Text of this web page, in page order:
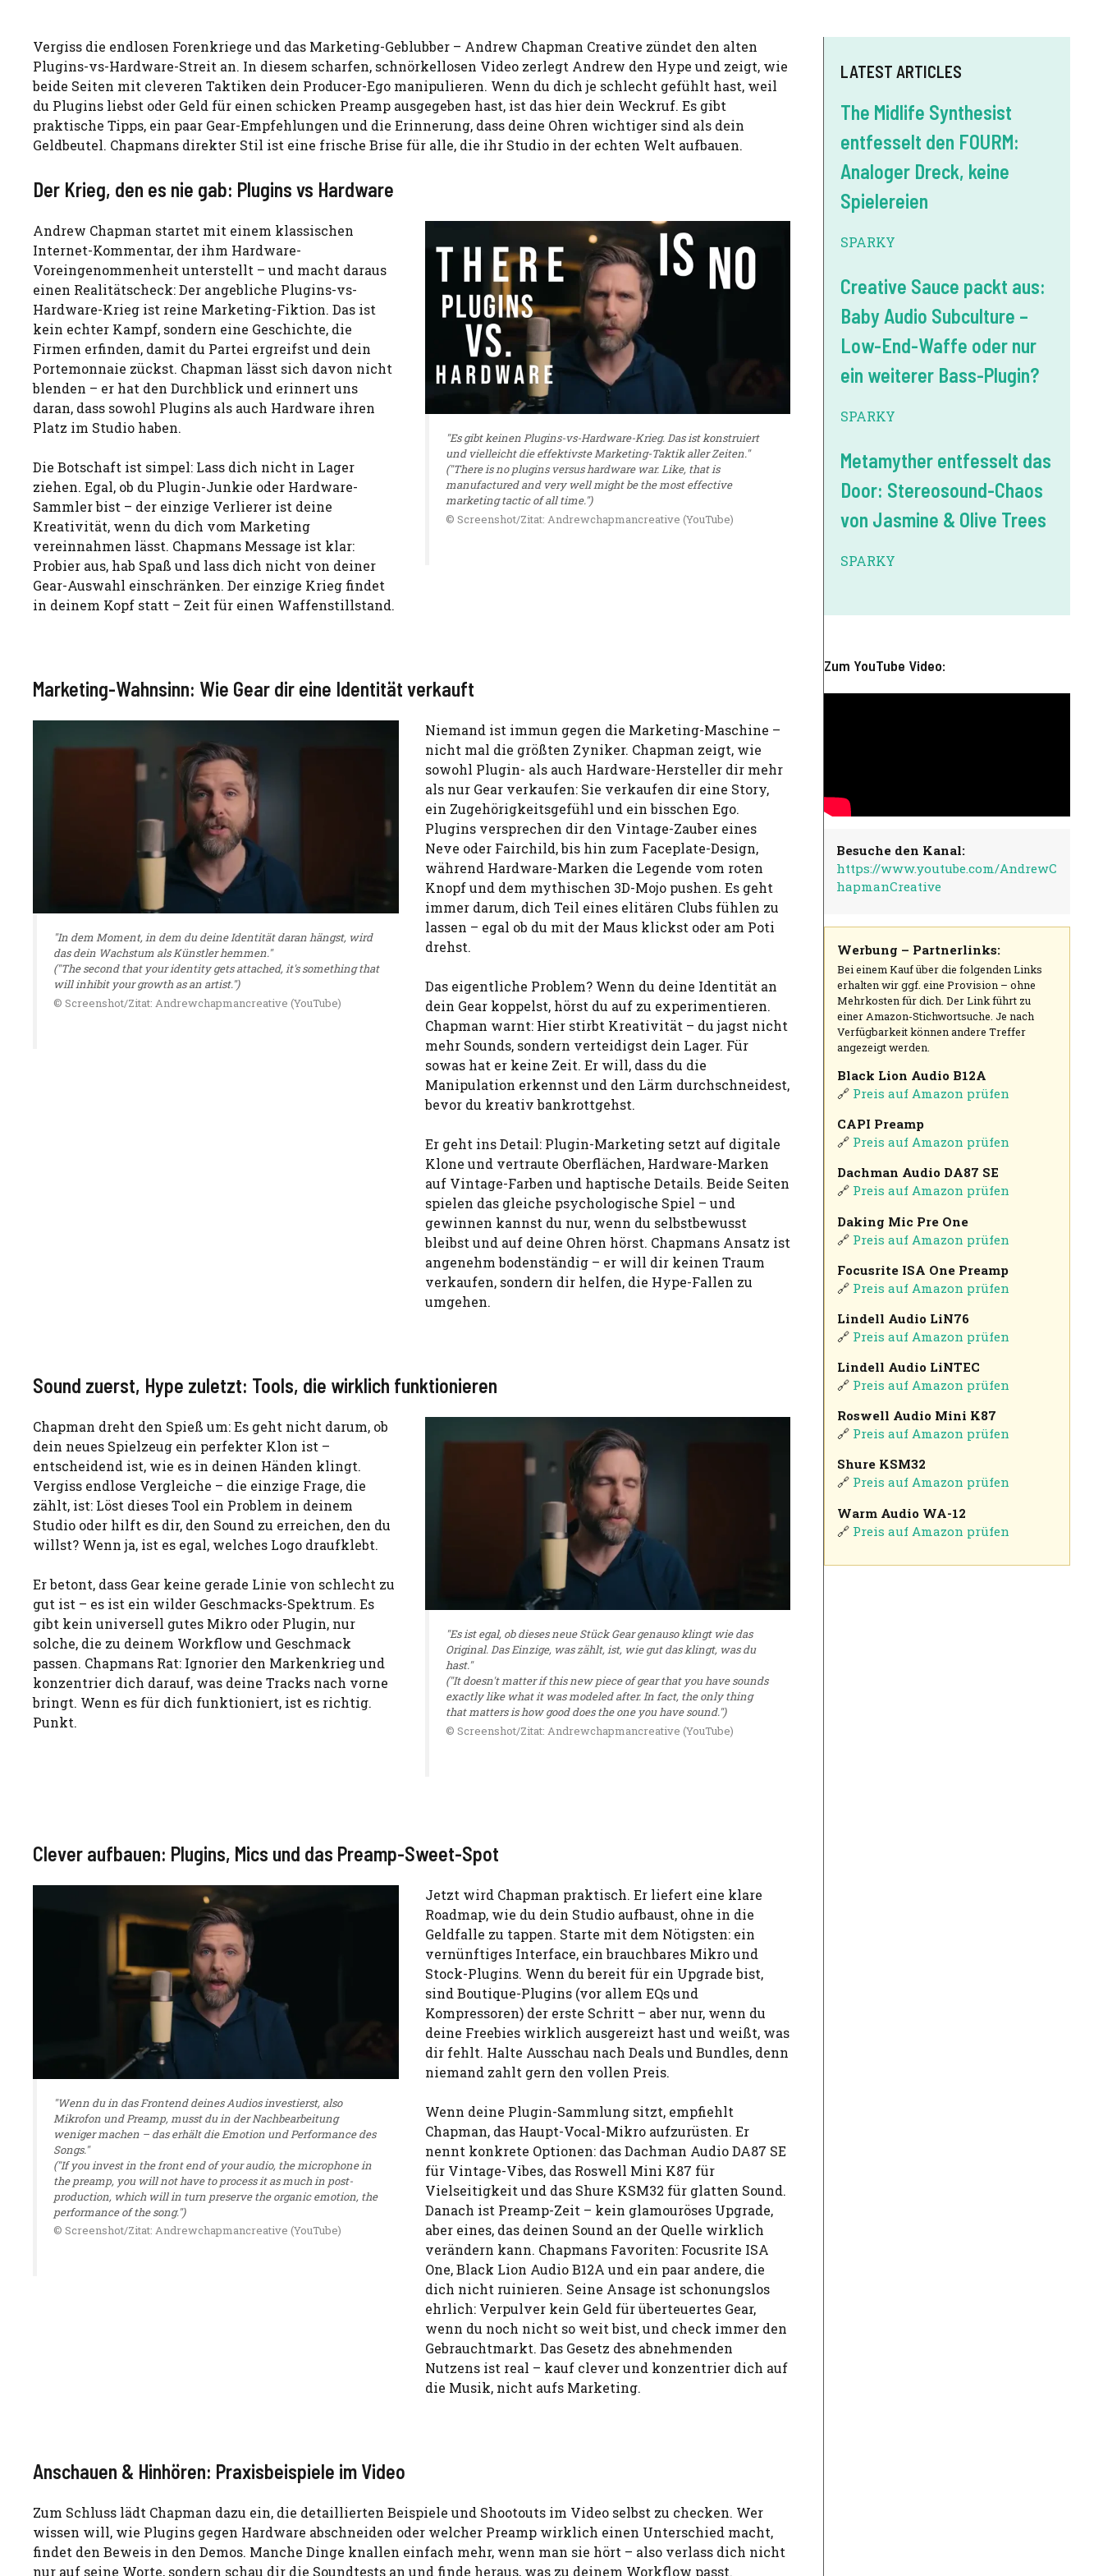
Vergiss die endlosen Forenkriege und das Marketing-Geblubber – Andrew Chapman Creative zündet den alten
Plugins-vs-Hardware-Streit an. In diesem scharfen, schnörkellosen Video zerlegt Andrew den Hype und zeigt, wie
beide Seiten mit cleveren Taktiken dein Producer-Ego manipulieren. Wenn du dich je schlecht gefühlt hast, weil
du Plugins liebst oder Geld für einen schicken Preamp ausgegeben hast, ist das hier dein Weckruf. Es gibt
praktische Tipps, ein paar Gear-Empfehlungen und die Erinnerung, dass deine Ohren wichtiger sind als dein
Geldbeutel. Chapmans direkter Stil ist eine frische Brise für alle, die ihr Studio in der echten Welt aufbauen.
Der Krieg, den es nie gab: Plugins vs Hardware
Andrew Chapman startet mit einem klassischen
Internet-Kommentar, der ihm Hardware-
Voreingenommenheit unterstellt – und macht daraus
einen Realitätscheck: Der angebliche Plugins-vs-
Hardware-Krieg ist reine Marketing-Fiktion. Das ist
kein echter Kampf, sondern eine Geschichte, die
Firmen erfinden, damit du Partei ergreifst und dein
Portemonnaie zückst. Chapman lässt sich davon nicht
blenden – er hat den Durchblick und erinnert uns
daran, dass sowohl Plugins als auch Hardware ihren
Platz im Studio haben.
Die Botschaft ist simpel: Lass dich nicht in Lager
ziehen. Egal, ob du Plugin-Junkie oder Hardware-
Sammler bist – der einzige Verlierer ist deine
Kreativität, wenn du dich vom Marketing
vereinnahmen lässt. Chapmans Message ist klar:
Probier aus, hab Spaß und lass dich nicht von deiner
Gear-Auswahl einschränken. Der einzige Krieg findet
in deinem Kopf statt – Zeit für einen Waffenstillstand.
"Es gibt keinen Plugins-vs-Hardware-Krieg. Das ist konstruiert
und vielleicht die effektivste Marketing-Taktik aller Zeiten."
("There is no plugins versus hardware war. Like, that is
manufactured and very well might be the most effective
marketing tactic of all time.")
© Screenshot/Zitat: Andrewchapmancreative (YouTube)
Marketing-Wahnsinn: Wie Gear dir eine Identität verkauft
"In dem Moment, in dem du deine Identität daran hängst, wird
das dein Wachstum als Künstler hemmen."
("The second that your identity gets attached, it's something that
will inhibit your growth as an artist.")
© Screenshot/Zitat: Andrewchapmancreative (YouTube)
Niemand ist immun gegen die Marketing-Maschine –
nicht mal die größten Zyniker. Chapman zeigt, wie
sowohl Plugin- als auch Hardware-Hersteller dir mehr
als nur Gear verkaufen: Sie verkaufen dir eine Story,
ein Zugehörigkeitsgefühl und ein bisschen Ego.
Plugins versprechen dir den Vintage-Zauber eines
Neve oder Fairchild, bis hin zum Faceplate-Design,
während Hardware-Marken die Legende vom roten
Knopf und dem mythischen 3D-Mojo pushen. Es geht
immer darum, dich Teil eines elitären Clubs fühlen zu
lassen – egal ob du mit der Maus klickst oder am Poti
drehst.
Das eigentliche Problem? Wenn du deine Identität an
dein Gear koppelst, hörst du auf zu experimentieren.
Chapman warnt: Hier stirbt Kreativität – du jagst nicht
mehr Sounds, sondern verteidigst dein Lager. Für
sowas hat er keine Zeit. Er will, dass du die
Manipulation erkennst und den Lärm durchschneidest,
bevor du kreativ bankrottgehst.
Er geht ins Detail: Plugin-Marketing setzt auf digitale
Klone und vertraute Oberflächen, Hardware-Marken
auf Vintage-Farben und haptische Details. Beide Seiten
spielen das gleiche psychologische Spiel – und
gewinnen kannst du nur, wenn du selbstbewusst
bleibst und auf deine Ohren hörst. Chapmans Ansatz ist
angenehm bodenständig – er will dir keinen Traum
verkaufen, sondern dir helfen, die Hype-Fallen zu
umgehen.
Sound zuerst, Hype zuletzt: Tools, die wirklich funktionieren
Chapman dreht den Spieß um: Es geht nicht darum, ob
dein neues Spielzeug ein perfekter Klon ist –
entscheidend ist, wie es in deinen Händen klingt.
Vergiss endlose Vergleiche – die einzige Frage, die
zählt, ist: Löst dieses Tool ein Problem in deinem
Studio oder hilft es dir, den Sound zu erreichen, den du
willst? Wenn ja, ist es egal, welches Logo draufklebt.
Er betont, dass Gear keine gerade Linie von schlecht zu
gut ist – es ist ein wilder Geschmacks-Spektrum. Es
gibt kein universell gutes Mikro oder Plugin, nur
solche, die zu deinem Workflow und Geschmack
passen. Chapmans Rat: Ignorier den Markenkrieg und
konzentrier dich darauf, was deine Tracks nach vorne
bringt. Wenn es für dich funktioniert, ist es richtig.
Punkt.
"Es ist egal, ob dieses neue Stück Gear genauso klingt wie das
Original. Das Einzige, was zählt, ist, wie gut das klingt, was du
hast."
("It doesn't matter if this new piece of gear that you have sounds
exactly like what it was modeled after. In fact, the only thing
that matters is how good does the one you have sound.")
© Screenshot/Zitat: Andrewchapmancreative (YouTube)
Clever aufbauen: Plugins, Mics und das Preamp-Sweet-Spot
"Wenn du in das Frontend deines Audios investierst, also
Mikrofon und Preamp, musst du in der Nachbearbeitung
weniger machen – das erhält die Emotion und Performance des
Songs."
("If you invest in the front end of your audio, the microphone in
the preamp, you will not have to process it as much in post-
production, which will in turn preserve the organic emotion, the
performance of the song.")
© Screenshot/Zitat: Andrewchapmancreative (YouTube)
Jetzt wird Chapman praktisch. Er liefert eine klare
Roadmap, wie du dein Studio aufbaust, ohne in die
Geldfalle zu tappen. Starte mit dem Nötigsten: ein
vernünftiges Interface, ein brauchbares Mikro und
Stock-Plugins. Wenn du bereit für ein Upgrade bist,
sind Boutique-Plugins (vor allem EQs und
Kompressoren) der erste Schritt – aber nur, wenn du
deine Freebies wirklich ausgereizt hast und weißt, was
dir fehlt. Halte Ausschau nach Deals und Bundles, denn
niemand zahlt gern den vollen Preis.
Wenn deine Plugin-Sammlung sitzt, empfiehlt
Chapman, das Haupt-Vocal-Mikro aufzurüsten. Er
nennt konkrete Optionen: das Dachman Audio DA87 SE
für Vintage-Vibes, das Roswell Mini K87 für
Vielseitigkeit und das Shure KSM32 für glatten Sound.
Danach ist Preamp-Zeit – kein glamouröses Upgrade,
aber eines, das deinen Sound an der Quelle wirklich
verändern kann. Chapmans Favoriten: Focusrite ISA
One, Black Lion Audio B12A und ein paar andere, die
dich nicht ruinieren. Seine Ansage ist schonungslos
ehrlich: Verpulver kein Geld für überteuertes Gear,
wenn du noch nicht so weit bist, und check immer den
Gebrauchtmarkt. Das Gesetz des abnehmenden
Nutzens ist real – kauf clever und konzentrier dich auf
die Musik, nicht aufs Marketing.
Anschauen & Hinhören: Praxisbeispiele im Video
Zum Schluss lädt Chapman dazu ein, die detaillierten Beispiele und Shootouts im Video selbst zu checken. Wer
wissen will, wie Plugins gegen Hardware abschneiden oder welcher Preamp wirklich einen Unterschied macht,
findet den Beweis in den Demos. Manche Dinge knallen einfach mehr, wenn man sie hört – also verlass dich nicht
nur auf seine Worte, sondern schau dir die Soundtests an und finde heraus, was zu deinem Workflow passt.
LATEST ARTICLES
The Midlife Synthesist
entfesselt den FOURM:
Analoger Dreck, keine
Spielereien
SPARKY
Creative Sauce packt aus:
Baby Audio Subculture –
Low-End-Waffe oder nur
ein weiterer Bass-Plugin?
SPARKY
Metamyther entfesselt das
Door: Stereosound-Chaos
von Jasmine & Olive Trees
SPARKY
Zum YouTube Video:
Besuche den Kanal:
https://www.youtube.com/AndrewC
hapmanCreative
Werbung – Partnerlinks:
Bei einem Kauf über die folgenden Links
erhalten wir ggf. eine Provision – ohne
Mehrkosten für dich. Der Link führt zu
einer Amazon-Stichwortsuche. Je nach
Verfügbarkeit können andere Treffer
angezeigt werden.
Black Lion Audio B12A
🔗 Preis auf Amazon prüfen
CAPI Preamp
🔗 Preis auf Amazon prüfen
Dachman Audio DA87 SE
🔗 Preis auf Amazon prüfen
Daking Mic Pre One
🔗 Preis auf Amazon prüfen
Focusrite ISA One Preamp
🔗 Preis auf Amazon prüfen
Lindell Audio LiN76
🔗 Preis auf Amazon prüfen
Lindell Audio LiNTEC
🔗 Preis auf Amazon prüfen
Roswell Audio Mini K87
🔗 Preis auf Amazon prüfen
Shure KSM32
🔗 Preis auf Amazon prüfen
Warm Audio WA-12
🔗 Preis auf Amazon prüfen